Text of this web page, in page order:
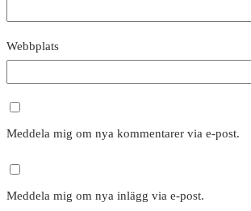
Webbplats
Meddela mig om nya kommentarer via e-post.
Meddela mig om nya inlägg via e-post.